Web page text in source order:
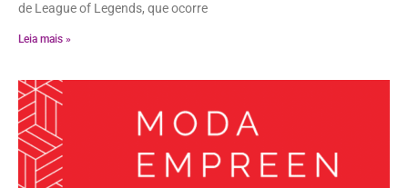
de League of Legends, que ocorre
Leia mais »